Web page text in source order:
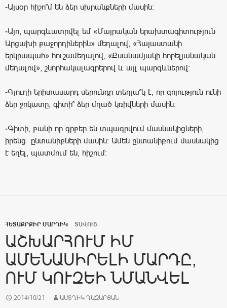
-Այսօր հիշո՞մ են ձեր սխրանքների մասին:
-Այո, պարգևատրվել եմ «Մայրական երախտագիտություն
Արցախի քաջորդիներին» մեդալով, «Հայաստանի
երկրապահ» հուշամեդալով, «Քսանամյակի հոբելյանական
մեդալով», շնորհակալագրերով և այլ պարգևներով:
-Գյուղի երիտասարդ սերունդը տեղյա՞կ է, որ գոյություն ունի
ձեր ջոկատը, գիտի՞ ձեր մղած կռիվների մասին:
-Գիտի, քանի որ գրքեր են տպագրվում մասնակիցների,
իրենց ընտանիքների մասին: Ամեն ընտանիքում մասնակից
է եղել, պատմում են, հիշում:
ՀԵՏԱՔՐՔԻՐ ՄԱՐԴԻԿ ՏԱՎՈՒՇ
ԱՇԽԱՐՀՈՒՄ ԻՄ
ԱՄԵՆԱՍԻՐԵԼԻ ՄԱՐԴԸ,
ՈՒՄ ԿՈՒԶԵԻ ՆՄԱՆՎԵԼ
2014/10/21 ԱՍՏՂԻԿ ՂԱԶԱՐՅԱՆ